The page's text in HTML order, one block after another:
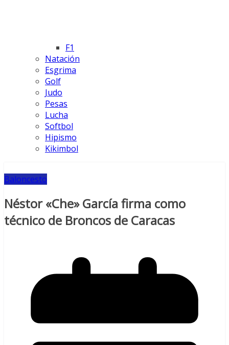
F1
Natación
Esgrima
Golf
Judo
Pesas
Lucha
Softbol
Hipismo
Kikimbol
Baloncesto
Néstor «Che» García firma como
técnico de Broncos de Caracas